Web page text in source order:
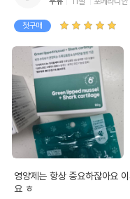
첫구매
영양제는 항상 중요하잖아요
요 ㅎ